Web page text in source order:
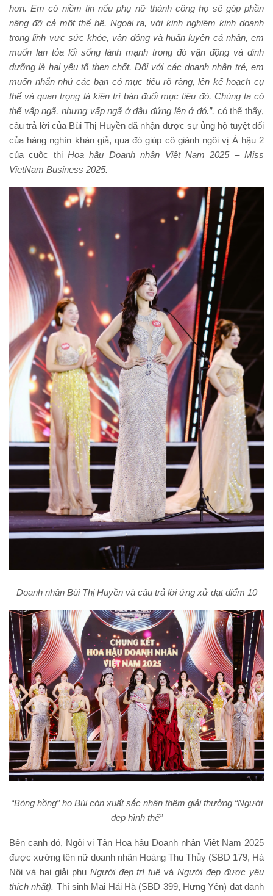
hơn. Em có niềm tin nếu phụ nữ thành công họ sẽ góp phần
nâng đỡ cả một thế hệ. Ngoài ra, với kinh nghiệm kinh doanh
trong lĩnh vực sức khỏe, vận động và huấn luyện cá nhân, em
muốn lan tỏa lối sống lành mạnh trong đó vận động và dinh
dưỡng là hai yếu tố then chốt. Đối với các doanh nhân trẻ, em
muốn nhắn nhủ các bạn có mục tiêu rõ ràng, lên kế hoạch cụ
thể và quan trọng là kiên trì bán đuổi mục tiêu đó. Chúng ta có
thể vấp ngã, nhưng vấp ngã ở đâu đứng lên ở đó.”, có thể thấy,
câu trả lời của Bùi Thị Huyền đã nhận được sự ủng hộ tuyệt đối
của hàng nghìn khán giả, qua đó giúp cô giành ngôi vị Á hậu 2
của cuộc thiHoa hậu Doanh nhân Việt Nam 2025 – Miss
VietNam Business 2025.
Doanh nhân Bùi Thị Huyền và câu trả lời ứng xử đạt điểm 10
“Bóng hồng” họ Bùi còn xuất sắc nhận thêm giải thưởng “Người
đẹp hình thể”
Bên cạnh đó, Ngôi vị Tân Hoa hậu Doanh nhân Việt Nam 2025
được xướng tên nữ doanh nhân Hoàng Thu Thủy (SBD 179, Hà
Nội và hai giải phụ Người đẹp trí tuệvà Người đẹp được yêu
thích nhất). Thí sinh Mai Hải Hà (SBD 399, Hưng Yên) đạt danh